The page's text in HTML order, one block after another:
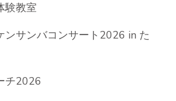
験教室
サンバコンサート2026 in た
チ2026